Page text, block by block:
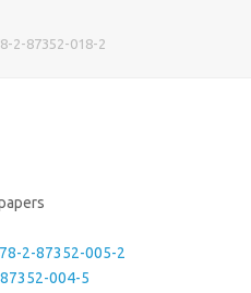
2-87352-018-2
2-87352-005-2
004-5